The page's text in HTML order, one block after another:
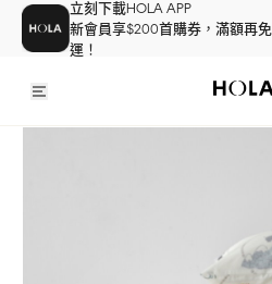
立刻下載HOLA APP
新會員享$200首購券，滿額再免
運！